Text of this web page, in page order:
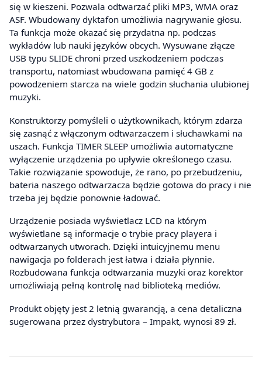
się w kieszeni. Pozwala odtwarzać pliki MP3, WMA oraz
ASF. Wbudowany dyktafon umożliwia nagrywanie głosu.
Ta funkcja może okazać się przydatna np. podczas
wykładów lub nauki języków obcych. Wysuwane złącze
USB typu SLIDE chroni przed uszkodzeniem podczas
transportu, natomiast wbudowana pamięć 4 GB z
powodzeniem starcza na wiele godzin słuchania ulubionej
muzyki.
Konstruktorzy pomyśleli o użytkownikach, którym zdarza
się zasnąć z włączonym odtwarzaczem i słuchawkami na
uszach. Funkcja TIMER SLEEP umożliwia automatyczne
wyłączenie urządzenia po upływie określonego czasu.
Takie rozwiązanie spowoduje, że rano, po przebudzeniu,
bateria naszego odtwarzacza będzie gotowa do pracy i nie
trzeba jej będzie ponownie ładować.
Urządzenie posiada wyświetlacz LCD na którym
wyświetlane są informacje o trybie pracy playera i
odtwarzanych utworach. Dzięki intuicyjnemu menu
nawigacja po folderach jest łatwa i działa płynnie.
Rozbudowana funkcja odtwarzania muzyki oraz korektor
umożliwiają pełną kontrolę nad biblioteką mediów.
Produkt objęty jest 2 letnią gwarancją, a cena detaliczna
sugerowana przez dystrybutora – Impakt, wynosi 89 zł.